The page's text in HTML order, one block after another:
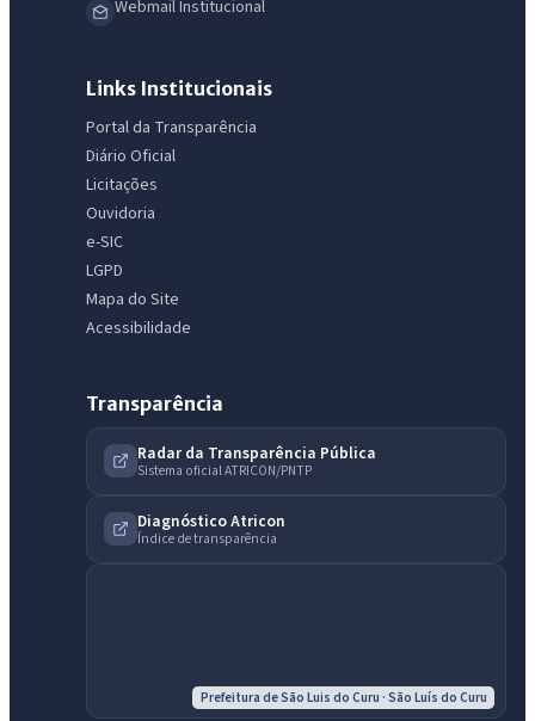
Webmail Institucional
Links Institucionais
Portal da Transparência
Diário Oficial
Licitações
Ouvidoria
e-SIC
LGPD
Mapa do Site
Acessibilidade
Transparência
Radar da Transparência Pública
Sistema oficial ATRICON/PNTP
Diagnóstico Atricon
Índice de transparência
Prefeitura de São Luis do Curu · São Luís do Curu
IntGest AI
licitações, estrutura ou transparência do município.